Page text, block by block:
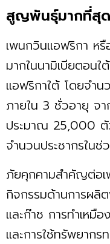
สูญพันธุ์มากที่สุด
เพนกวินแอฟริกา หรื
มากในนามิเบียตอนใ
แอฟริกาใต้ โดยจำ
ภายใน 3 ชั่วอายุ จ
ประมาณ 25,000 ตั
จำนวนประชากรใน
ภัยคุกคามสำคัญต่อ
กิจกรรมด้านการผลิ
และก๊าซ การทำเหมื
และการใช้ทรัพยาก